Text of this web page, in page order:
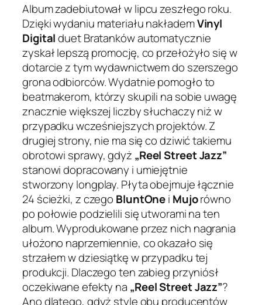
Album zadebiutował w lipcu zeszłego roku.
Dzięki wydaniu materiału nakłademVinyl
Digitalduet Bratanków automatycznie
zyskał lepszą promocję, co przełożyło się w
dotarcie z tym wydawnictwem do szerszego
grona odbiorców. Wydatnie pomogło to
beatmakerom, którzy skupili na sobie uwagę
znacznie większej liczby słuchaczy niż w
przypadku wcześniejszych projektów. Z
drugiej strony, nie ma się co dziwić takiemu
obrotowi sprawy, gdyż „Reel Street Jazz”
stanowi dopracowany i umiejętnie
stworzony longplay. Płyta obejmuje łącznie
24 ścieżki, z czego BluntOnei Mujorówno
po połowie podzielili się utworami na ten
album. Wyprodukowane przez nich nagrania
ułożono naprzemiennie, co okazało się
strzałem w dziesiątkę w przypadku tej
produkcji. Dlaczego ten zabieg przyniósł
oczekiwane efekty na „Reel Street Jazz”?
Ano dlatego, gdyż style obu producentów